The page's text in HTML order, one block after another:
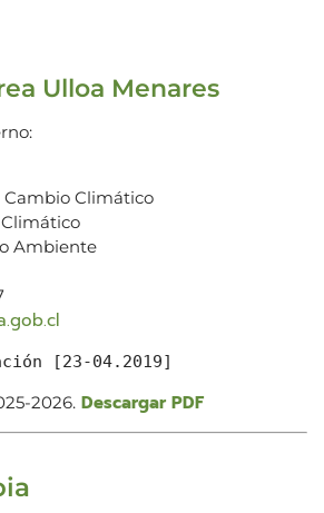
Ulloa Menares
Climático
Ambiente
[23-04.2019]
2026. Descargar PDF